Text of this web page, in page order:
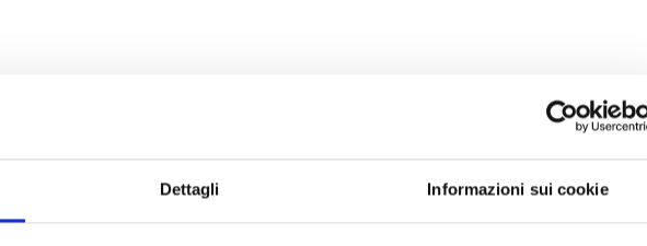
Dettagli Informazioni sui cookie